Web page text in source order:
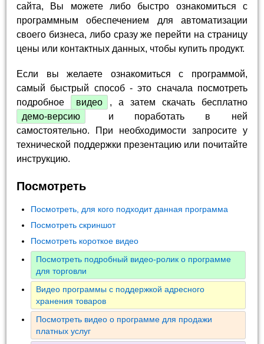
сайта, Вы можете либо быстро ознакомиться с
программным обеспечением для автоматизации
своего бизнеса, либо сразу же перейти на страницу
цены или контактных данных, чтобы купить продукт.
Если вы желаете ознакомиться с программой,
самый быстрый способ - это сначала посмотреть
подробное
видео
, а затем скачать бесплатно
демо-версию
и поработать в ней
самостоятельно. При необходимости запросите у
технической поддержки презентацию или почитайте
инструкцию.
Посмотреть
Посмотреть, для кого подходит данная программа
Посмотреть скриншот
Посмотреть короткое видео
Посмотреть подробный видео-ролик о программе
для торговли
Видео программы с поддержкой адресного
хранения товаров
Посмотреть видео о программе для продажи
платных услуг